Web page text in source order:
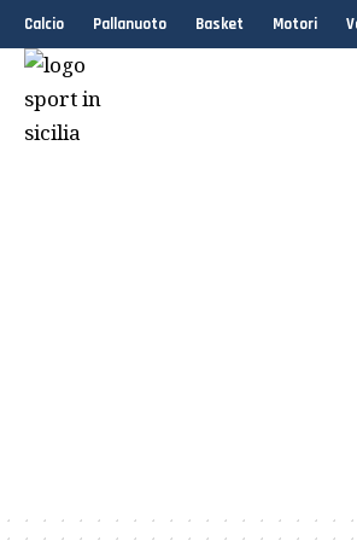
Calcio Pallanuoto Basket Motori